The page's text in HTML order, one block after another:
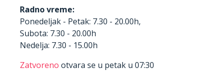
Radno vreme:
Ponedeljak - Petak: 7.30 - 20.00h,
Subota: 7.30 - 20.00h
Nedelja: 7.30 - 15.00h
Zatvoreno otvara se u petak u 07:30